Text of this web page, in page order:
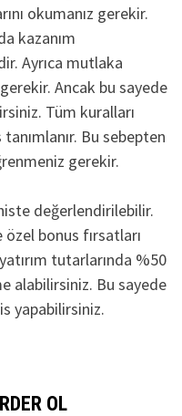
okumanız gerekir.
kazanım
Ayrıca mutlaka
Ancak bu sayede
Tüm kuralları
Bu sebepten
gerekir.
değerlendirilebilir.
özel bonus fırsatları
tutarlarında %50
alabilirsiniz. Bu sayede
yapabilirsiniz.
OL